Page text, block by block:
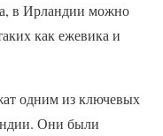
в Ирландии можно
как ежевика и
одним из ключевых
Они были